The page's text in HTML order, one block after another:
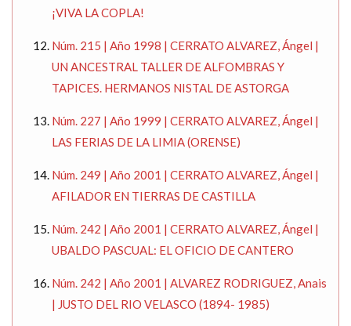
¡VIVA LA COPLA!
Núm. 215 | Año 1998 | CERRATO ALVAREZ, Ángel |
UN ANCESTRAL TALLER DE ALFOMBRAS Y
TAPICES. HERMANOS NISTAL DE ASTORGA
Núm. 227 | Año 1999 | CERRATO ALVAREZ, Ángel |
LAS FERIAS DE LA LIMIA (ORENSE)
Núm. 249 | Año 2001 | CERRATO ALVAREZ, Ángel |
AFILADOR EN TIERRAS DE CASTILLA
Núm. 242 | Año 2001 | CERRATO ALVAREZ, Ángel |
UBALDO PASCUAL: EL OFICIO DE CANTERO
Núm. 242 | Año 2001 | ALVAREZ RODRIGUEZ, Anais
| JUSTO DEL RIO VELASCO (1894- 1985)